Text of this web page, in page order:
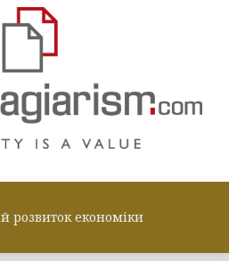
розвиток економіки